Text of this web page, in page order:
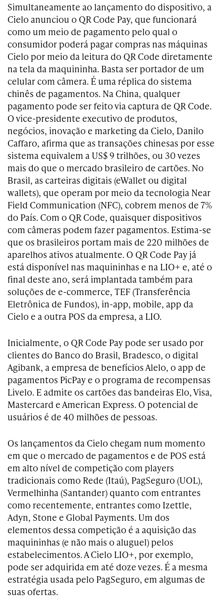
Simultaneamente ao lançamento do dispositivo, a
Cielo anunciou o QR Code Pay, que funcionará
como um meio de pagamento pelo qual o
consumidor poderá pagar compras nas máquinas
Cielo por meio da leitura do QR Code diretamente
na tela da maquininha. Basta ser portador de um
celular com câmera. É uma réplica do sistema
chinês de pagamentos. Na China, qualquer
pagamento pode ser feito via captura de QR Code.
O vice-presidente executivo de produtos,
negócios, inovação e marketing da Cielo, Danilo
Caffaro, afirma que as transações chinesas por esse
sistema equivalem a US$ 9 trilhões, ou 30 vezes
mais do que o mercado brasileiro de cartões. No
Brasil, as carteiras digitais (eWallet ou digital
wallets), que operam por meio da tecnologia Near
Field Communication (NFC), cobrem menos de 7%
do País. Com o QR Code, quaisquer dispositivos
com câmeras podem fazer pagamentos. Estima-se
que os brasileiros portam mais de 220 milhões de
aparelhos ativos atualmente. O QR Code Pay já
está disponível nas maquininhas e na LIO+ e, até o
final deste ano, será implantada também para
soluções de e-commerce, TEF (Transferência
Eletrônica de Fundos), in-app, mobile, app da
Cielo e a outra POS da empresa, a LIO.
Inicialmente, o QR Code Pay pode ser usado por
clientes do Banco do Brasil, Bradesco, o digital
Agibank, a empresa de benefícios Alelo, o app de
pagamentos PicPay e o programa de recompensas
Livelo. E admite os cartões das bandeiras Elo, Visa,
Mastercard e American Express. O potencial de
usuários é de 40 milhões de pessoas.
Os lançamentos da Cielo chegam num momento
em que o mercado de pagamentos e de POS está
em alto nível de competição com players
tradicionais como Rede (Itaú), PagSeguro (UOL),
Vermelhinha (Santander) quanto com entrantes
como recentemente, entrantes como Izettle,
Adyn, Stone e Global Payments. Um dos
elementos dessa competição é a aquisição das
maquininhas (e não mais o aluguel) pelos
estabelecimentos. A Cielo LIO+, por exemplo,
pode ser adquirida em até doze vezes. É a mesma
estratégia usada pelo PagSeguro, em algumas de
suas ofertas.